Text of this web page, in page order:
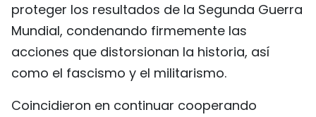
proteger los resultados de la Segunda Guerra
Mundial, condenando firmemente las
acciones que distorsionan la historia, así
como el fascismo y el militarismo.
Coincidieron en continuar cooperando